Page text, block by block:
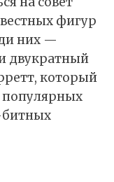
фигур
них —
двукратный
который
популярных
битных